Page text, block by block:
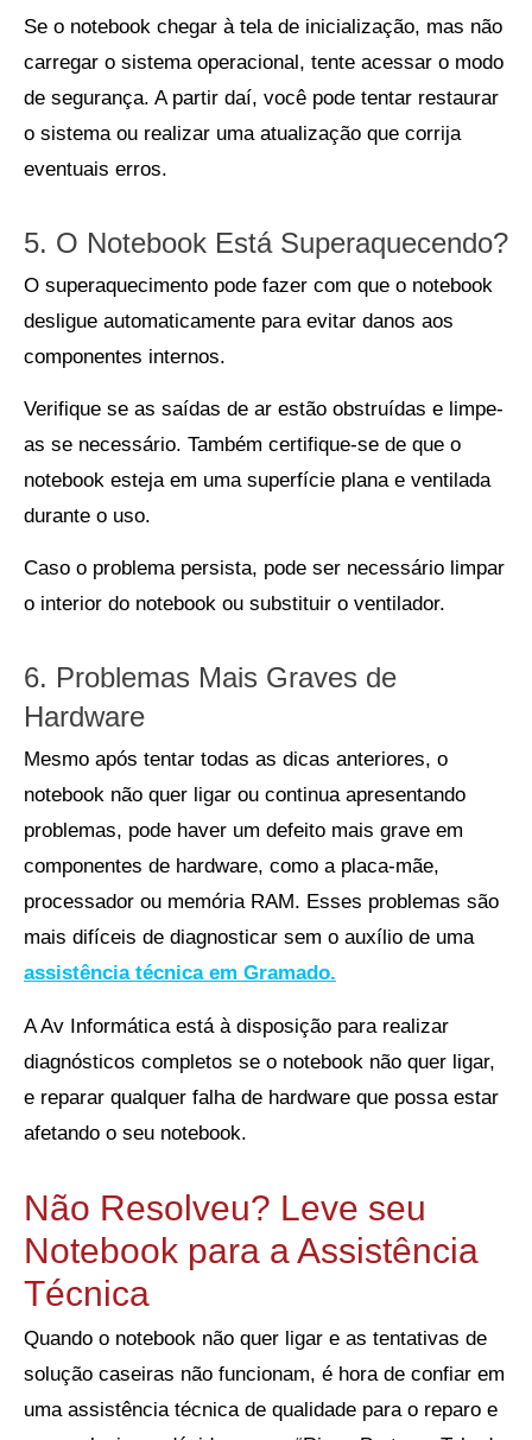
Se o notebook chegar à tela de inicialização, mas não
carregar o sistema operacional, tente acessar o modo
de segurança. A partir daí, você pode tentar restaurar
o sistema ou realizar uma atualização que corrija
eventuais erros.
5. O Notebook Está Superaquecendo?
O superaquecimento pode fazer com que o notebook
desligue automaticamente para evitar danos aos
componentes internos.
Verifique se as saídas de ar estão obstruídas e limpe-
as se necessário. Também certifique-se de que o
notebook esteja em uma superfície plana e ventilada
durante o uso.
Caso o problema persista, pode ser necessário limpar
o interior do notebook ou substituir o ventilador.
6. Problemas Mais Graves de
Hardware
Mesmo após tentar todas as dicas anteriores, o
notebook não quer ligar ou continua apresentando
problemas, pode haver um defeito mais grave em
componentes de hardware, como a placa-mãe,
processador ou memória RAM. Esses problemas são
mais difíceis de diagnosticar sem o auxílio de uma
assistência técnica em Gramado.
A Av Informática está à disposição para realizar
diagnósticos completos se o notebook não quer ligar,
e reparar qualquer falha de hardware que possa estar
afetando o seu notebook.
Não Resolveu? Leve seu
Notebook para a Assistência
Técnica
Quando o notebook não quer ligar e as tentativas de
solução caseiras não funcionam, é hora de confiar em
uma assistência técnica de qualidade para o reparo e